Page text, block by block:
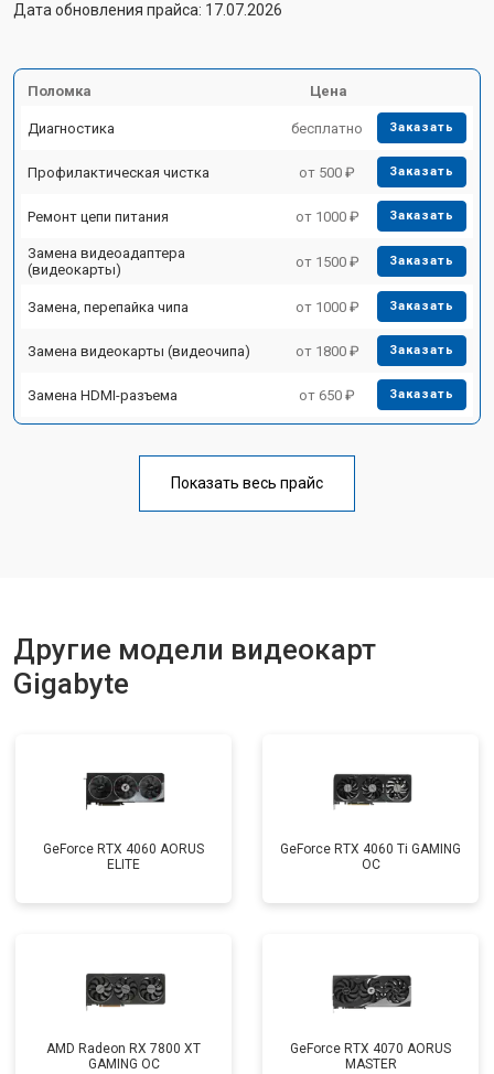
Дата обновления прайса: 17.07.2026
Поломка Цена
Диагностика бесплатно Заказать
Профилактическая чистка от 500 ₽ Заказать
Ремонт цепи питания от 1000 ₽ Заказать
Замена видеоадаптера
(видеокарты)
от 1500 ₽ Заказать
Замена, перепайка чипа от 1000 ₽ Заказать
Замена видеокарты (видеочипа) от 1800 ₽ Заказать
Замена HDMI-разъема от 650 ₽ Заказать
Показать весь прайс
Другие модели видеокарт
Gigabyte
GeForce RTX 4060 AORUS
ELITE
GeForce RTX 4060 Ti GAMING
OC
AMD Radeon RX 7800 XT
GAMING OC
GeForce RTX 4070 AORUS
MASTER